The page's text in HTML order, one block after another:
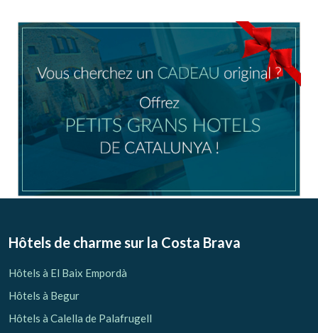
Location/nom de l'hôtel
CA ES EN
Hôtels de charme sur la Costa Brava
Hôtels à El Baix Empordà
Hôtels à Begur
Hôtels à Calella de Palafrugell
Modifier les cookies
continuez à naviguer, vous acceptez leur installation.
pouvant, s'il le souhaite, empêcher leur installation sur son
action peut entraîner des difficultés de navigation sur le